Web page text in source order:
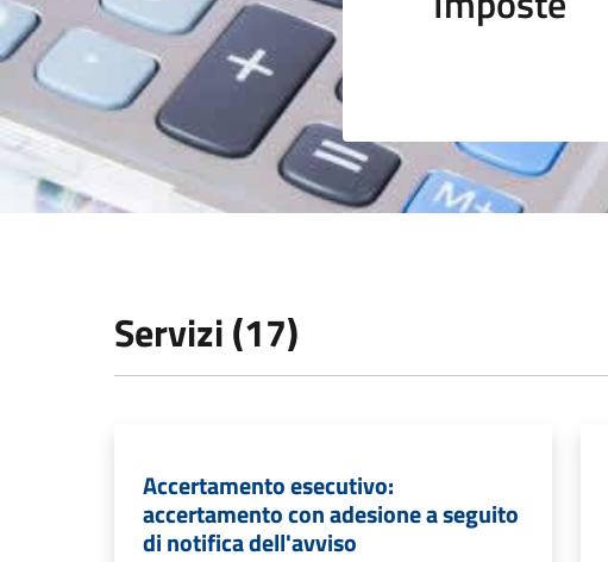
Servizi (17)
Accertamento esecutivo:
accertamento con adesione a seguito
di notifica dell'avviso